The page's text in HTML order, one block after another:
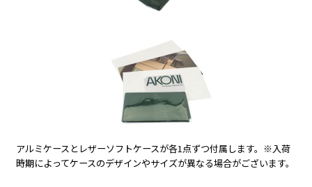
アルミケースとレザーソフトケースが各1点ずつ付属します。※入荷
時期によってケースのデザインやサイズが異なる場合がございます。